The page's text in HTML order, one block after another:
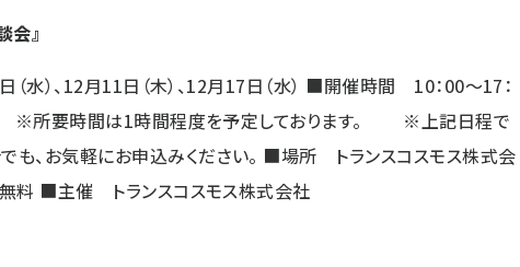
会』
、12月11日（木）、12月17日（水） ■開催時間 10：00～17：
※所要時間は1時間程度を予定しております。 ※上記日程で
も、お気軽にお申込みください。 ■場所 トランスコスモス株式会
■主催 トランスコスモス株式会社